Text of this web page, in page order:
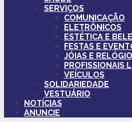
SERVIÇOS
COMUNICAÇÃO
ELETRÔNICOS
ESTÉTICA E
FESTAS E
JÓIAS E
PROFISSIONAIS
VEÍCULOS
SOLIDARIEDADE
VESTUÁRIO
NOTÍCIAS
ANUNCIE